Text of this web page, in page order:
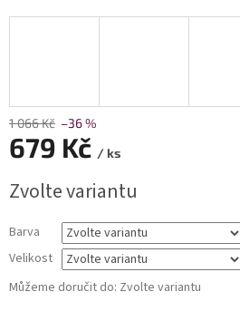
1 066 Kč –36 %
679 Kč / ks
cena:
Zvolte variantu
Barva
Velikost
Můžeme doručit do: Zvolte variantu